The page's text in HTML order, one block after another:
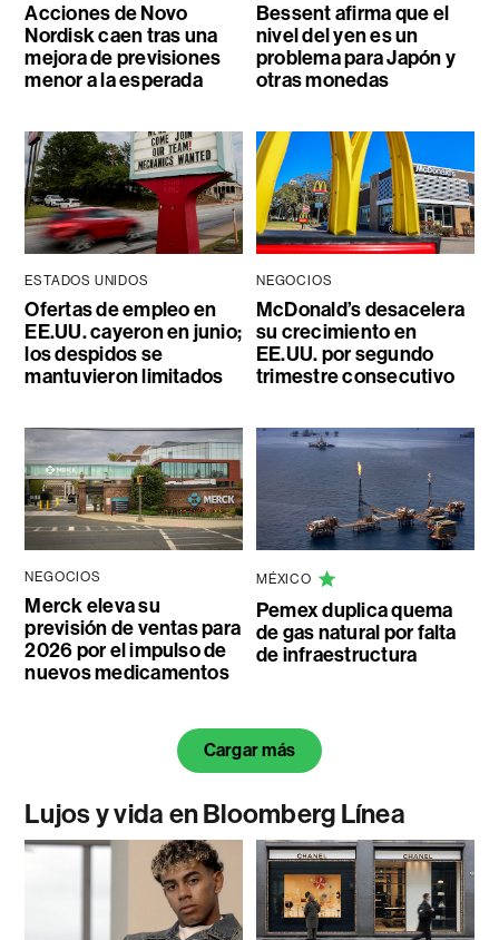
Acciones de Novo
Nordisk caen tras una
mejora de previsiones
menor a la esperada
Bessent afirma que el
nivel del yen es un
problema para Japón y
otras monedas
ESTADOS UNIDOS
Ofertas de empleo en
EE.UU. cayeron en junio;
los despidos se
mantuvieron limitados
NEGOCIOS
McDonald’s desacelera
su crecimiento en
EE.UU. por segundo
trimestre consecutivo
NEGOCIOS
Merck eleva su
previsión de ventas para
2026 por el impulso de
nuevos medicamentos
MÉXICO
Pemex duplica quema
de gas natural por falta
de infraestructura
Cargar más
Lujos y vida en Bloomberg Línea